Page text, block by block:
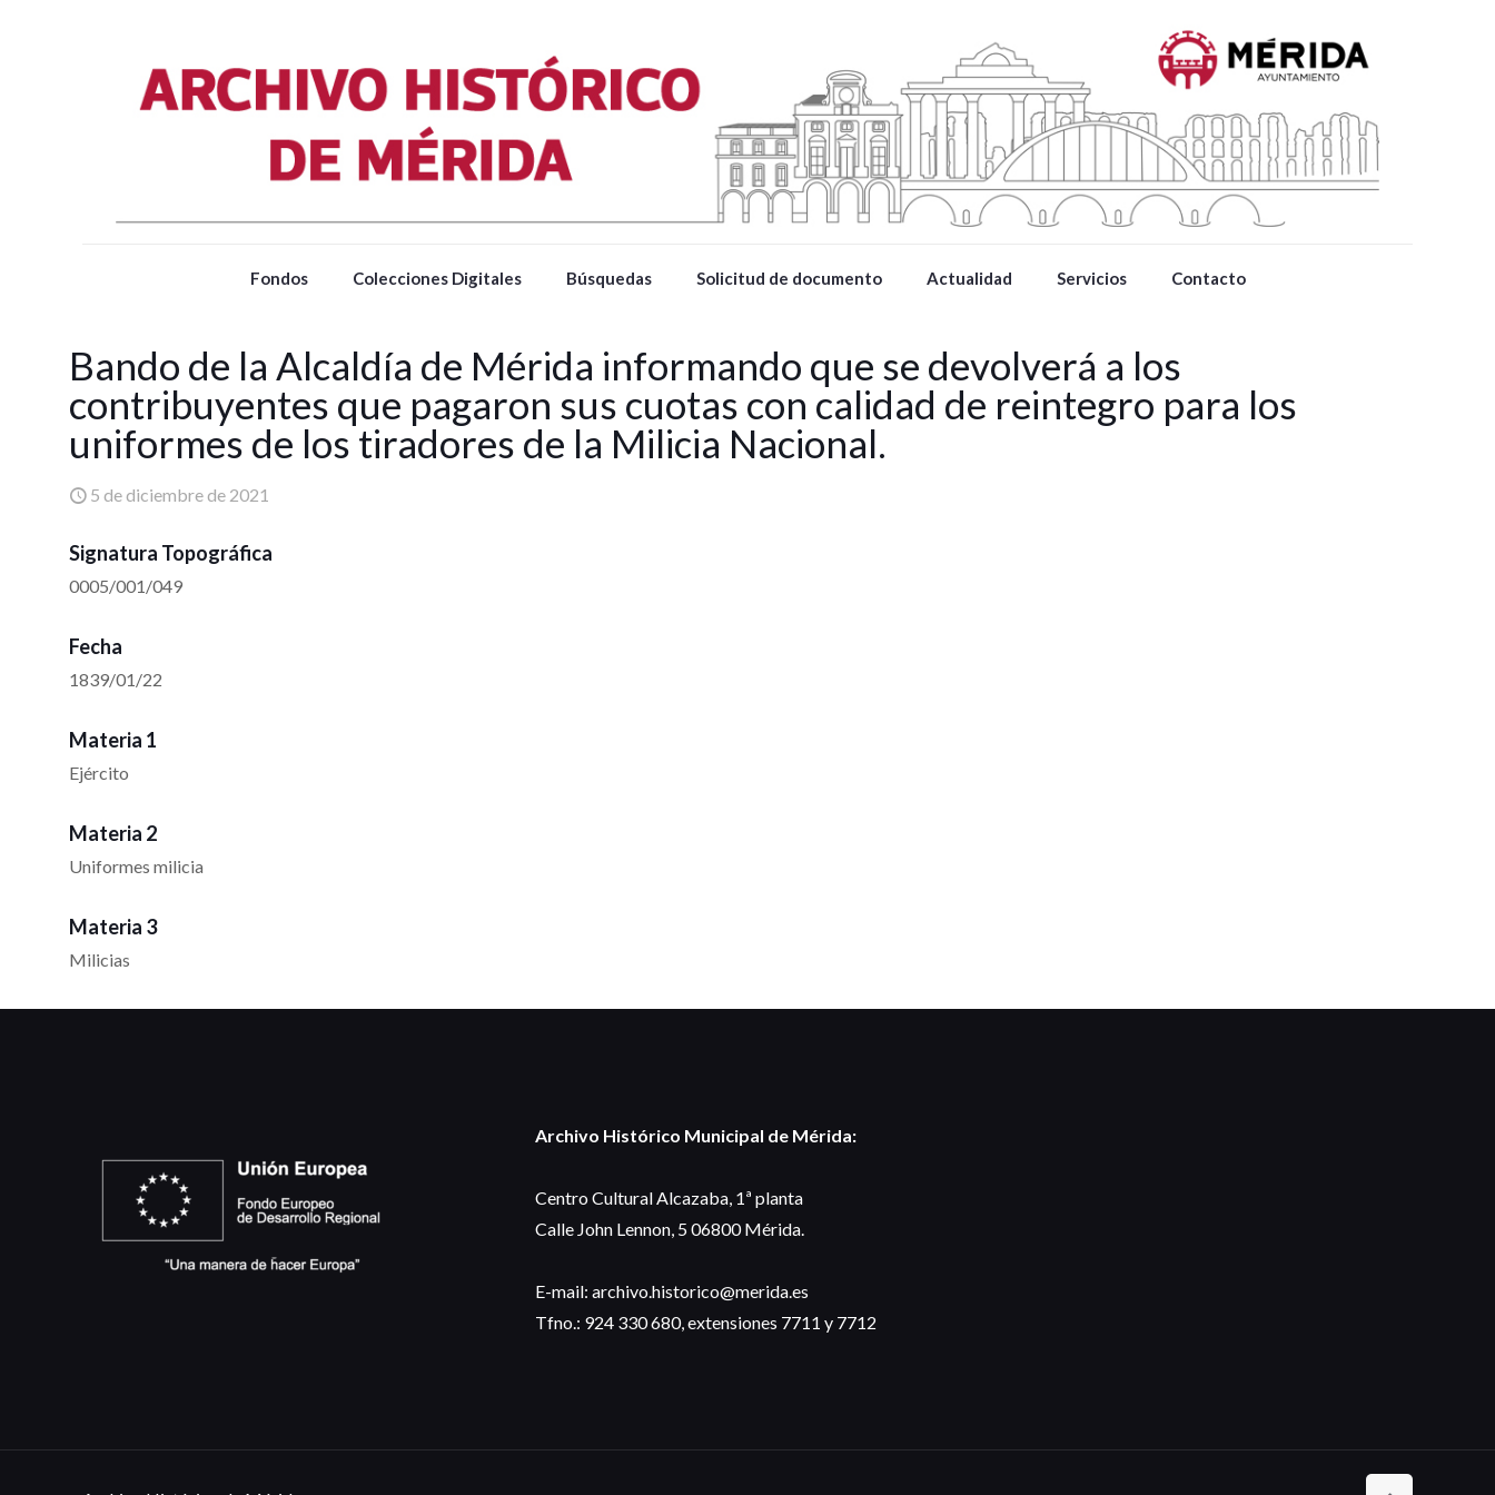
Fondos Colecciones Digitales Búsquedas Solicitud de documento Actualidad Servicios Contacto
Bando de la Alcaldía de Mérida informando que se devolverá a los
contribuyentes que pagaron sus cuotas con calidad de reintegro para los
uniformes de los tiradores de la Milicia Nacional.
5 de diciembre de 2021
Signatura Topográfica
0005/001/049
Fecha
1839/01/22
Materia 1
Ejército
Materia 2
Uniformes milicia
Materia 3
Milicias
Archivo Histórico Municipal de Mérida:
Centro Cultural Alcazaba, 1ª planta
Calle John Lennon, 5 06800 Mérida.
E-mail: archivo.historico@merida.es
Tfno.: 924 330 680, extensiones 7711 y 7712